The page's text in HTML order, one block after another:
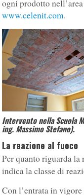
ogni prodotto
www.celenit.com.
Intervento nella Scuola
ing. Massimo Stefano).
La reazione al fuoco
Per quanto riguarda
indica la classe di
Con l’entrata in